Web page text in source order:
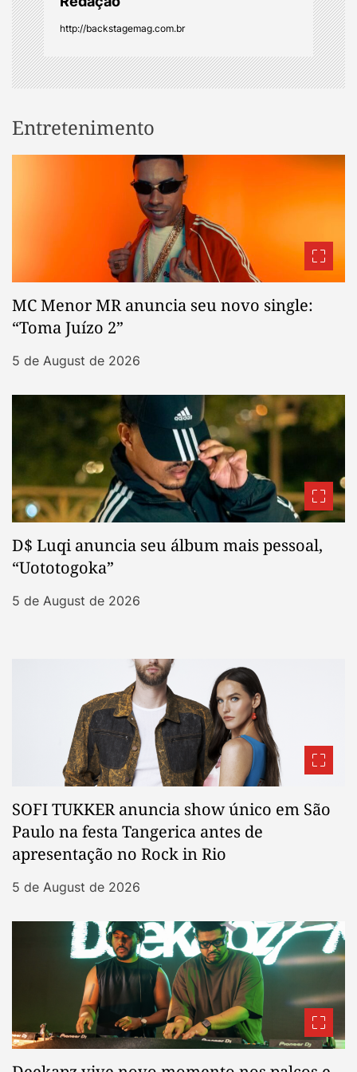
http://backstagemag.com.br
Entretenimento
MC Menor MR anuncia seu novo single:
“Toma Juízo 2”
5 de August de 2026
D$ Luqi anuncia seu álbum mais pessoal,
“Uototogoka”
5 de August de 2026
SOFI TUKKER anuncia show único em São
Paulo na festa Tangerica antes de
apresentação no Rock in Rio
5 de August de 2026